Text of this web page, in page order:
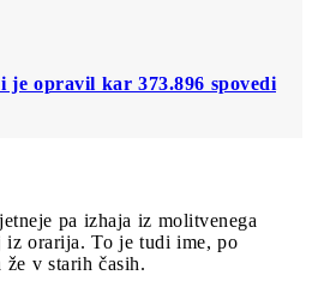
opravil kar 373.896 spovedi
pa izhaja iz molitvenega
iz orarija. To je tudi ime, po
že v starih časih.